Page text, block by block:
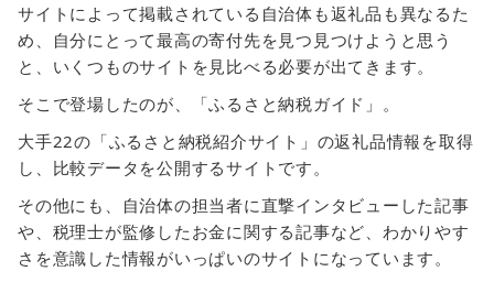
サイトによって掲載されている自治体も返礼品も異なるた
め、自分にとって最高の寄付先を見つ見つけようと思う
と、いくつものサイトを見比べる必要が出てきます。
そこで登場したのが、「ふるさと納税ガイド」。
大手22の「ふるさと納税紹介サイト」の返礼品情報を取得
し、比較データを公開するサイトです。
その他にも、自治体の担当者に直撃インタビューした記事
や、税理士が監修したお金に関する記事など、わかりやす
さを意識した情報がいっぱいのサイトになっています。